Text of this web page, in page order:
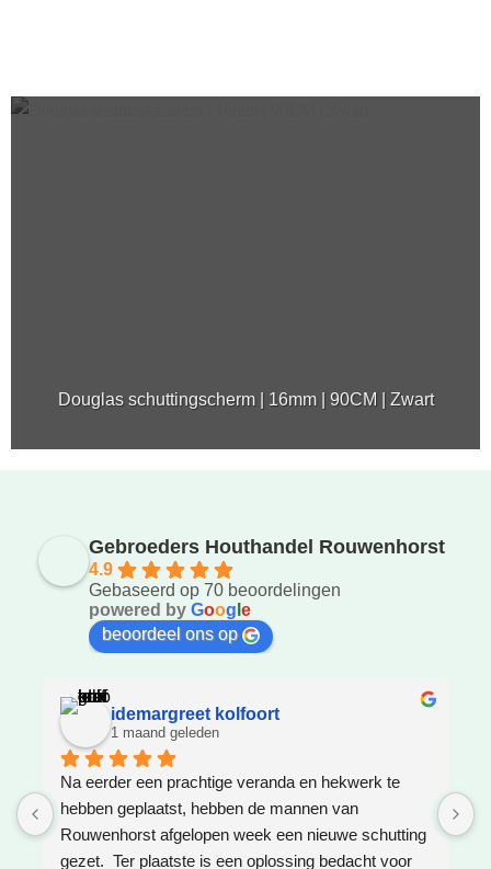
Douglas schuttingscherm | 16mm | 90CM | Zwart
Gebroeders Houthandel Rouwenhorst
4.9
Gebaseerd op 70 beoordelingen
powered by Goog e
beoordeel ons op
idemargreet kolfoort
1 maand geleden
Na eerder een prachtige veranda en hekwerk te
hebben geplaatst, hebben de mannen van
Rouwenhorst afgelopen week een nieuwe schutting
gezet.  Ter plaatste is een oplossing bedacht voor